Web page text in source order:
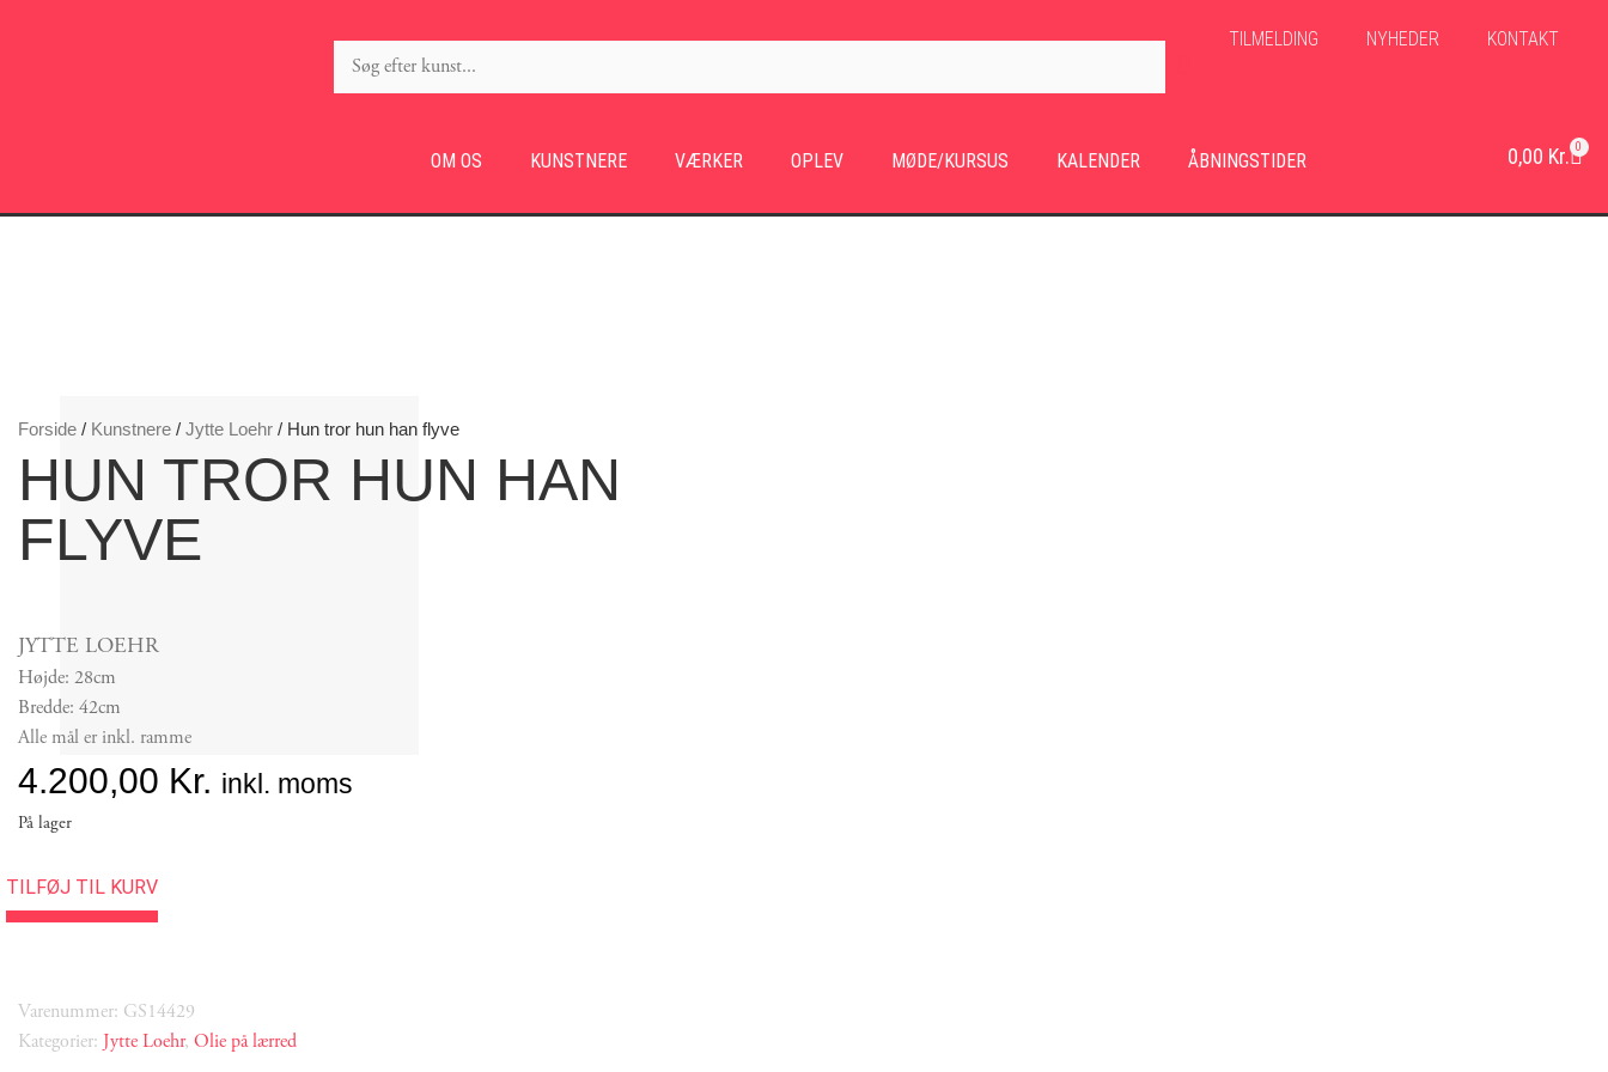
TILMELDING NYHEDER KONTAKT
OM OS KUNSTNERE VÆRKER OPLEV MØDE/KURSUS KALENDER ÅBNINGSTIDER 0,00 Kr. 0
Forside / Kunstnere / Jytte Loehr / Hun tror hun han flyve
HUN TROR HUN HAN
FLYVE
JYTTE LOEHR
Højde: 28cm
Bredde: 42cm
Alle mål er inkl. ramme
4.200,00 Kr. inkl. moms
På lager
TILFØJ TIL KURV
Varenummer: GS14429
Kategorier: Jytte Loehr, Olie på lærred